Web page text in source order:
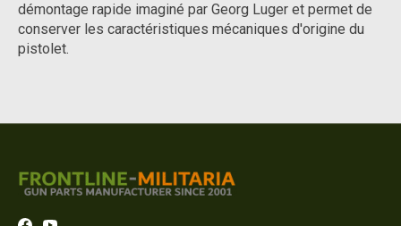
démontage rapide imaginé par Georg Luger et permet de
conserver les caractéristiques mécaniques d'origine du
pistolet.